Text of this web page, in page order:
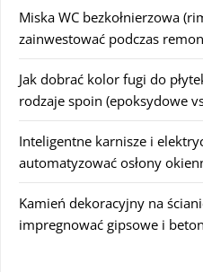
Miska WC bezkołnierzowa
zainwestować podczas
Jak dobrać kolor fugi do
rodzaje spoin (epoksydowe
Inteligentne karnisze i
automatyzować osłony
Kamień dekoracyjny na
impregnować gipsowe i